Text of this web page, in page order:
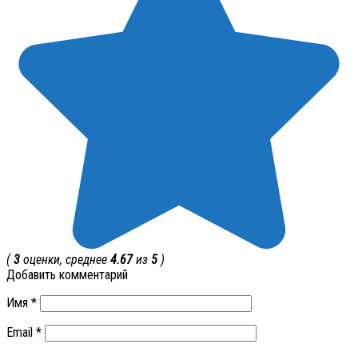
( 3 оценки, среднее 4.67из 5)
Добавить комментарий
Имя *
Email *